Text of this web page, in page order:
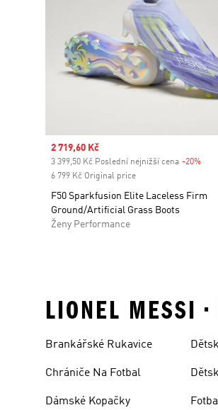
Sale price
2 719,60 Kč
3 399,50 Kč Poslední nejnižší cena -20%
6 799 Kč Original price
F50 Sparkfusion Elite Laceless Firm
Ground/Artificial Grass Boots
Ženy Performance
LIONEL MESSI
Brankářské Rukavice
Chrániče Na Fotbal
Dámské Kopačky